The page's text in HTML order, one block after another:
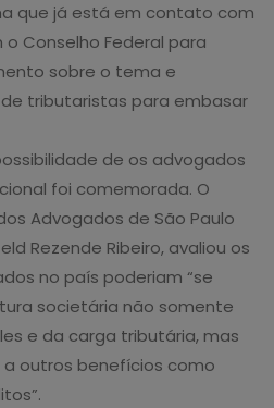
que já está em contato com
Conselho Federal para
sobre o tema e
tributaristas para embasar
de os advogados
foi comemorada. O
Advogados de São Paulo
Rezende Ribeiro, avaliou os
no país poderiam “se
societária não somente
e da carga tributária, mas
outros benefícios como